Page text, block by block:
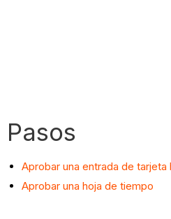
Pasos
Aprobar una entrada de tarjeta
Aprobar una hoja de tiempo